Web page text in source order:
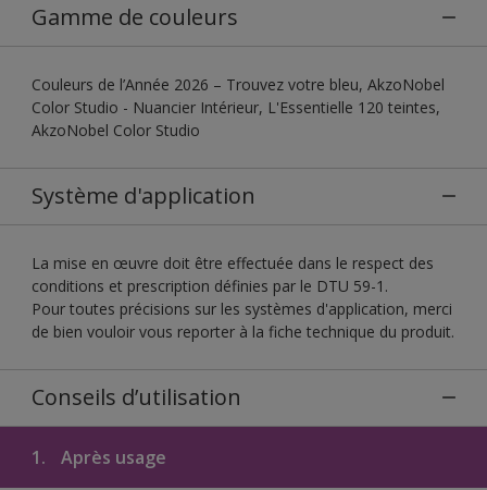
Gamme de couleurs
Couleurs de l’Année 2026 – Trouvez votre bleu, AkzoNobel
Color Studio - Nuancier Intérieur, L'Essentielle 120 teintes,
AkzoNobel Color Studio
Système d'application
La mise en œuvre doit être effectuée dans le respect des
conditions et prescription définies par le DTU 59-1.
Pour toutes précisions sur les systèmes d'application, merci
de bien vouloir vous reporter à la fiche technique du produit.
Conseils d’utilisation
1. Après usage